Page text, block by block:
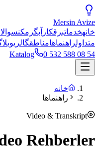
Mersin Avize
خانهخدماتبرقکار آبگرمکن
متداولراهنماهامناطقگالری
Katalog
0 532 588 08 54
خانه
راهنماها
Video & Transkript
Rehberler